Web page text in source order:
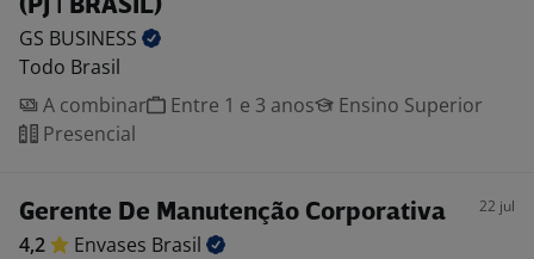
(PJ | BRASIL)
GS BUSINESS
Todo Brasil
A combinar
Entre 1 e 3 anos
Ensino Superior
Presencial
Gerente De Manutenção Corporativa 22 jul
4,2 Envases Brasil